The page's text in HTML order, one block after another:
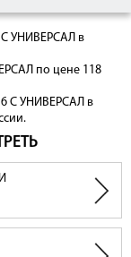
УНИВЕРСАЛ в
по цене 118
С УНИВЕРСАЛ в